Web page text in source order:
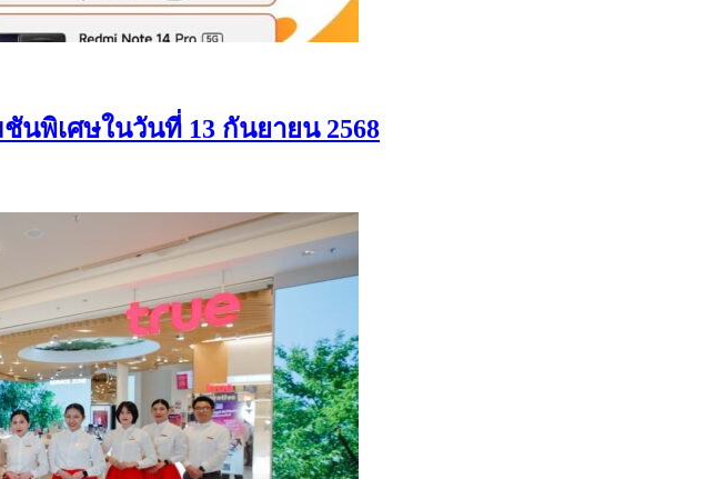
นพิเศษในวันที่ 13 กันยายน 2568